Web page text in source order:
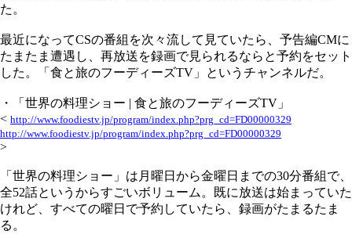
た。
最近になってCSの番組を次々流して見ていたら、予告編CMに
たまたま遭遇し、再放送を録画で見られるならと予約をセット
した。「食と旅のフーディーズTV」というチャンネルだ。
・「世界の料理ショー | 食と旅のフーディーズTV」
< http://www.foodiestv.jp/program/index.php?prg_cd=FD00000329
http://www.foodiestv.jp/program/index.php?prg_cd=FD00000329
>
「世界の料理ショー」は月曜日から金曜日までの30分番組で、
全52話というからすごいボリューム。既に放送は始まっていた
けれど、すべての曜日で予約していたら、録画がたまるたま
る。